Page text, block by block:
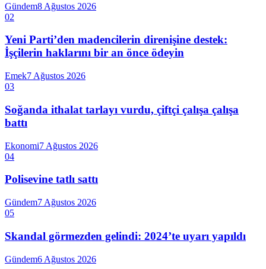
Gündem8 Ağustos 2026
02
Yeni Parti’den madencilerin direnişine destek:
İşçilerin haklarını bir an önce ödeyin
Emek7 Ağustos 2026
03
Soğanda ithalat tarlayı vurdu, çiftçi çalışa çalışa
battı
Ekonomi7 Ağustos 2026
04
Polisevine tatlı sattı
Gündem7 Ağustos 2026
05
Skandal görmezden gelindi: 2024’te uyarı yapıldı
Gündem6 Ağustos 2026